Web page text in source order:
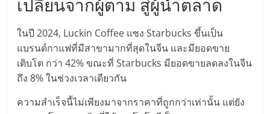
ที่
ปรึกษา
การ
เปลี่ยนจากผู้ตาม สู่ผู้นำตลาด
ในปี 2024, Luckin Coffee แซง Starbucks ขึ้นเป็น
แบรนด์กาแฟที่มีสาขามากที่สุดในจีน และมียอดขาย
เติบโต กว่า 42% ขณะที่ Starbucks มียอดขายลดลงในจีน
ถึง 8% ในช่วงเวลาเดียวกัน
ความสำเร็จนี้ไม่เพียงมาจากราคาที่ถูกกว่าเท่านั้น แต่ยัง